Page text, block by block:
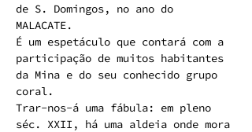
de S. Domingos, no ano do
MALACATE.
É um espetáculo que contará com a
participação de muitos habitantes
da Mina e do seu conhecido grupo
coral.
Trar-nos-á uma fábula: em pleno
séc. XXII, há uma aldeia onde mora